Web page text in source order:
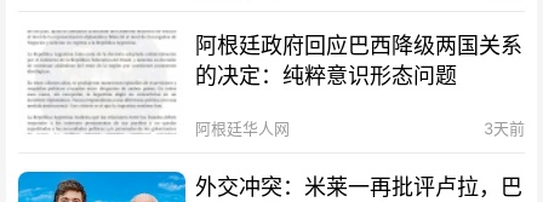
阿根廷政府回应巴西降级两国关系
的决定：纯粹意识形态问题
阿根廷华人网 3天前
外交冲突：米莱一再批评卢拉，巴